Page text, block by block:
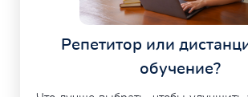
Репетитор или
обучение?